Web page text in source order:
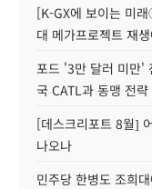
[K-GX에 보이는 미
대 메가프로젝트 재
포드 '3만 달러 미만'
국 CATL과 동맹 전략
[데스크리포트 8월]
나오나
민주당 한병도 조희